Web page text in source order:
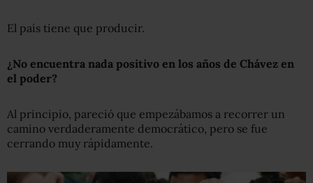
El país tiene que producir.
¿No encuentra nada positivo en los años de Chávez en
el poder?
Al principio, pareció que empezábamos a recorrer un
camino verdaderamente democrático, pero se fue
cerrando muy rápidamente.